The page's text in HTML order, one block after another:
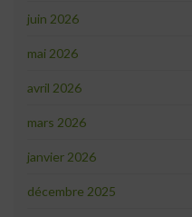
juin 2026
mai 2026
avril 2026
mars 2026
janvier 2026
décembre 2025